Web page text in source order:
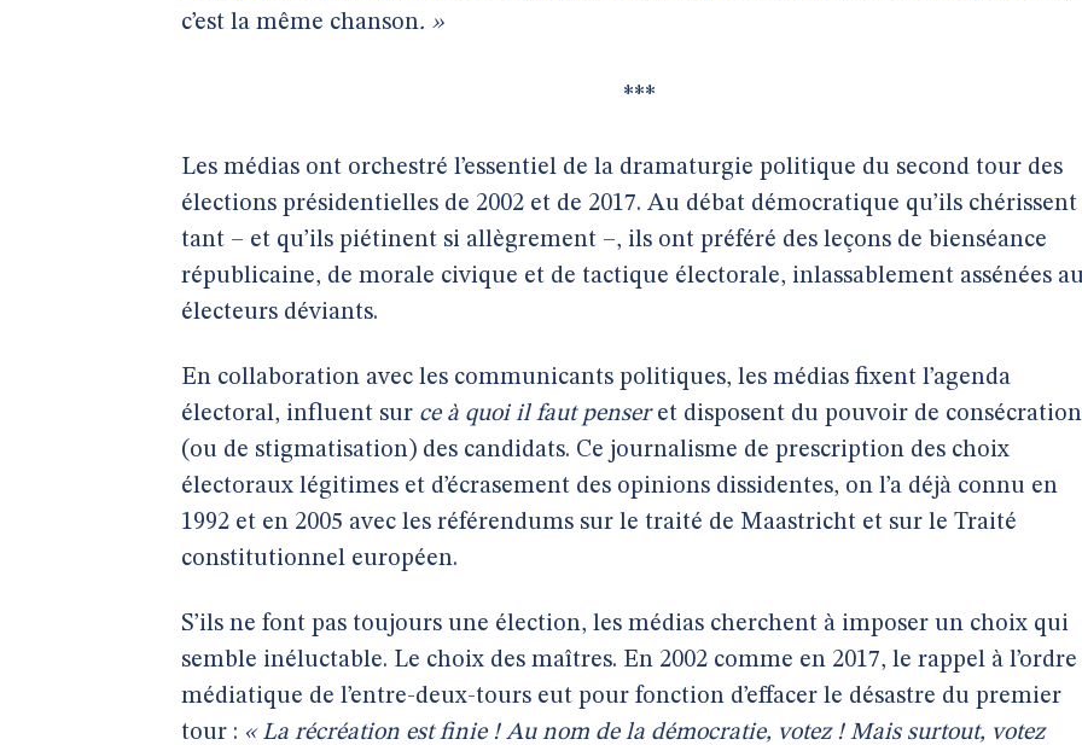
c’est la même chanson. »
***
Les médias ont orchestré l’essentiel de la dramaturgie politique du second tour des
élections présidentielles de 2002 et de 2017. Au débat démocratique qu’ils chérissent
tant – et qu’ils piétinent si allègrement –, ils ont préféré des leçons de bienséance
républicaine, de morale civique et de tactique électorale, inlassablement assénées
électeurs déviants.
En collaboration avec les communicants politiques, les médias fixent l’agenda
électoral, influent sur ce à quoi il faut penseret disposent du pouvoir de consécration
(ou de stigmatisation) des candidats. Ce journalisme de prescription des choix
électoraux légitimes et d’écrasement des opinions dissidentes, on l’a déjà connu en
1992 et en 2005 avec les référendums sur le traité de Maastricht et sur le Traité
constitutionnel européen.
S’ils ne font pas toujours une élection, les médias cherchent à imposer un choix qui
semble inéluctable. Le choix des maîtres. En 2002 comme en 2017, le rappel à l’ordre
médiatique de l’entre-deux-tours eut pour fonction d’effacer le désastre du premier
tour : « La récréation est finie ! Au nom de la démocratie, votez ! Mais surtout, votez